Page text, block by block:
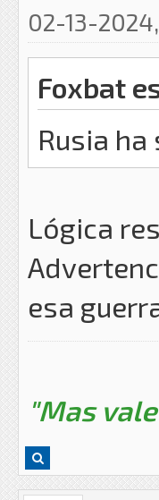
02-13-
Foxbat
Rusia
Lógica
esa
"Mas